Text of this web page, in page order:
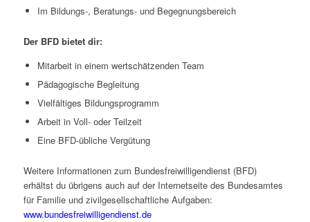
Im Bildungs-, Beratungs- und Begegnungsbereich
Der BFD bietet dir:
Mitarbeit in einem wertschätzenden Team
Pädagogische Begleitung
Vielfältiges Bildungsprogramm
Arbeit in Voll- oder Teilzeit
Eine BFD-übliche Vergütung
Weitere Informationen zum Bundesfreiwilligendienst (BFD)
erhältst du übrigens auch auf der Internetseite des Bundesamtes
für Familie und zivilgesellschaftliche Aufgaben:
www.bundesfreiwilligendienst.de